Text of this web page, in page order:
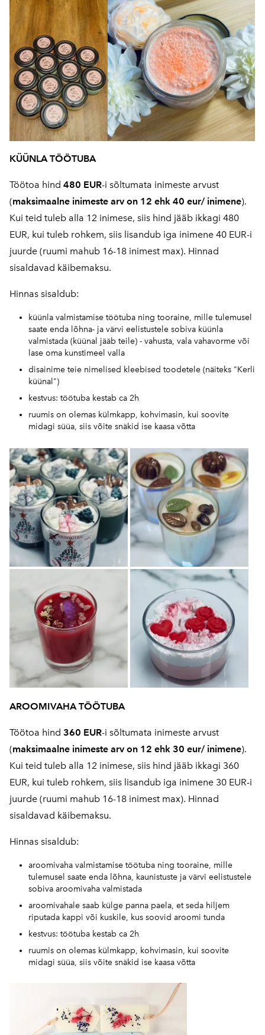
KÜÜNLA TÖÖTUBA
Töötoa hind 480 EUR-i sõltumata inimeste arvust
(maksimaalne inimeste arv on 12 ehk 40 eur/ inimene).
Kui teid tuleb alla 12 inimese, siis hind jääb ikkagi 480
EUR, kui tuleb rohkem, siis lisandub iga inimene 40 EUR-i
juurde (ruumi mahub 16-18 inimest max). Hinnad
sisaldavad käibemaksu.
Hinnas sisaldub:
küünla valmistamise töötuba ning tooraine, mille tulemusel
saate enda lõhna- ja värvi eelistustele sobiva küünla
valmistada (küünal jääb teile) - vahusta, vala vahavorme või
lase oma kunstimeel valla
disainime teie nimelised kleebised toodetele (näiteks "Kerli
küünal")
kestvus: töötuba kestab ca 2h
ruumis on olemas külmkapp, kohvimasin, kui soovite
midagi süüa, siis võite snäkid ise kaasa võtta
AROOMIVAHA TÖÖTUBA
Töötoa hind 360 EUR-i sõltumata inimeste arvust
(maksimaalne inimeste arv on 12 ehk 30 eur/ inimene).
Kui teid tuleb alla 12 inimese, siis hind jääb ikkagi 360
EUR, kui tuleb rohkem, siis lisandub iga inimene 30 EUR-i
juurde (ruumi mahub 16-18 inimest max). Hinnad
sisaldavad käibemaksu.
Hinnas sisaldub:
aroomivaha valmistamise töötuba ning tooraine, mille
tulemusel saate enda lõhna, kaunistuste ja värvi eelistustele
sobiva aroomivaha valmistada
aroomivahale saab külge panna paela, et seda hiljem
riputada kappi või kuskile, kus soovid aroomi tunda
kestvus: töötuba kestab ca 2h
ruumis on olemas külmkapp, kohvimasin, kui soovite
midagi süüa, siis võite snäkid ise kaasa võtta